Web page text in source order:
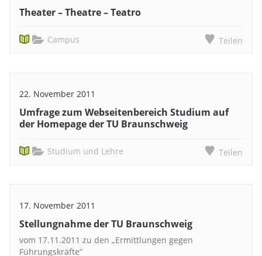
Theater – Theatre – Teatro
Campus Teilen
22. November 2011
Umfrage zum Webseitenbereich Studium auf
der Homepage der TU Braunschweig
Studium und Lehre Teilen
17. November 2011
Stellungnahme der TU Braunschweig
vom 17.11.2011 zu den „Ermittlungen gegen
Führungskräfte“